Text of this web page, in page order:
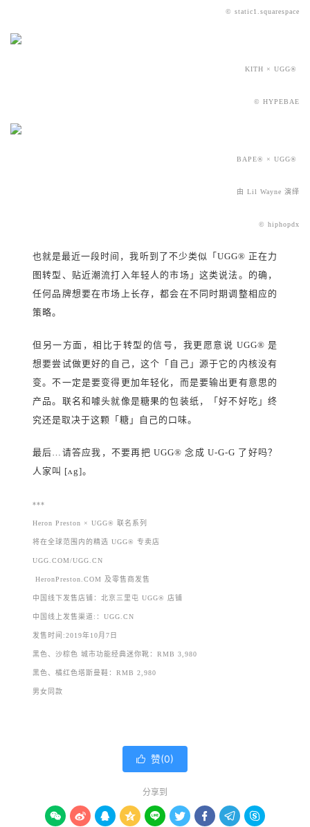
© static1.squarespace
KITH × UGG®
© HYPEBAE
BAPE® × UGG®
由 Lil Wayne 演绎
© hiphopdx
也就是最近一段时间，我听到了不少类似「UGG® 正在力
图转型、贴近潮流打入年轻人的市场」这类说法。的确，
任何品牌想要在市场上长存，都会在不同时期调整相应的
策略。
但另一方面，相比于转型的信号，我更愿意说 UGG® 是
想要尝试做更好的自己，这个「自己」源于它的内核没有
变。不一定是要变得更加年轻化，而是要输出更有意思的
产品。联名和噱头就像是糖果的包装纸，「好不好吃」终
究还是取决于这颗「糖」自己的口味。
最后…请答应我，不要再把 UGG® 念成 U-G-G 了好吗？
人家叫 [ʌg]。
***
Heron Preston × UGG® 联名系列
将在全球范围内的精选 UGG® 专卖店
UGG.COM/UGG.CN
HeronPreston.COM 及零售商发售
中国线下发售店铺：北京三里屯 UGG® 店铺
中国线上发售渠道:：UGG.CN
发售时间:2019年10月7日
黑色、沙棕色 城市功能经典迷你靴：RMB 3,980
黑色、橘红色塔斯曼鞋：RMB 2,980
男女同款
 赞(0)
分享到
        